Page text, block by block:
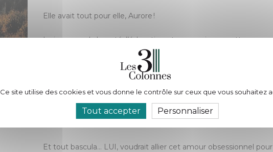
Elle avait tout pour elle, Aurore !
La jeunesse, la beauté, l’éducation et un avenir prometteur.
Elle avait surtout la volonté de vivre pleinement sa vie et ses
affrontements politiques préparaient un climat propice à la
Elle avait tout, mais tout n’était encore pas assez.
Et tout bascula… LUI, voudrait allier cet amour obsessionnel
Ce site utilise des cookies et vous donne le contrôle sur ceux que vous souhaitez
Tout accepter Personnaliser